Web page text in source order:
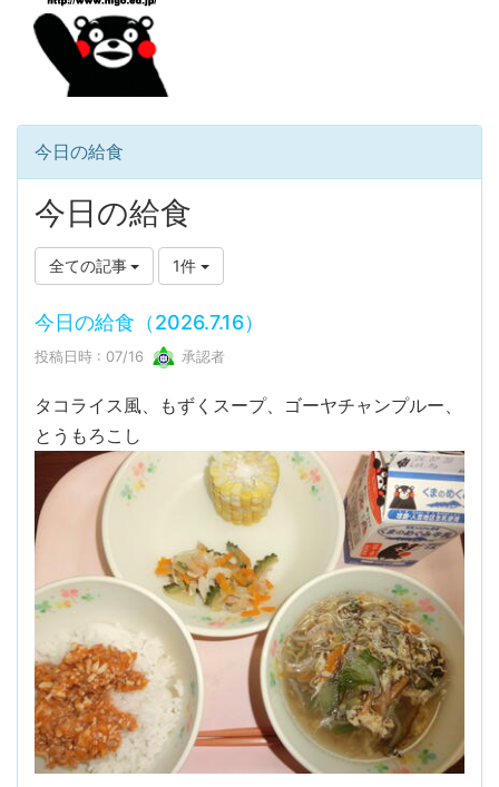
今日の給食
今日の給食
全ての記事 1件
今日の給食（2026.7.16）
投稿日時 : 07/16 承認者
タコライス風、もずくスープ、ゴーヤチャンプルー、
とうもろこし